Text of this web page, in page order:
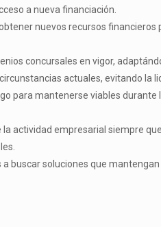
a nueva financiación.
nuevos recursos financieros
concursales en vigor,
actuales, evitando la
para mantenerse viables durante
actividad empresarial siempre
buscar soluciones que